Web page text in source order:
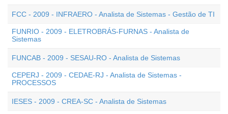
FCC - 2009 - INFRAERO - Analista de Sistemas - Gestão de TI
FUNRIO - 2009 - ELETROBRÁS-FURNAS - Analista de
Sistemas
FUNCAB - 2009 - SESAU-RO - Analista de Sistemas
CEPERJ - 2009 - CEDAE-RJ - Analista de Sistemas -
PROCESSOS
IESES - 2009 - CREA-SC - Analista de Sistemas